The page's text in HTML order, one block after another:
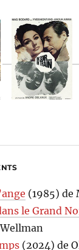
(1985) de
le Grand
(2024) de